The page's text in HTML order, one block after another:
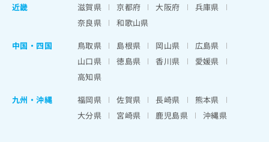
近畿
滋賀県 京都府 大阪府
兵庫県
奈良県
和歌山県
中国・四国
鳥取県 島根県 岡山県
広島県
山口県
徳島県 香川県
愛媛県
高知県
九州・沖縄
福岡県 佐賀県 長崎県
熊本県
大分県
宮崎県 鹿児島県 沖縄県